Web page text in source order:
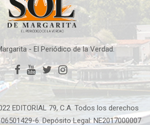
- El Periódico de la Verdad.
EDITORIAL 79, C.A. Todos los derechos
6. Depósito Legal: NE2017000007